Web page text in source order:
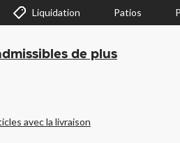
Liquidation Patios
de plus
avec la livraison